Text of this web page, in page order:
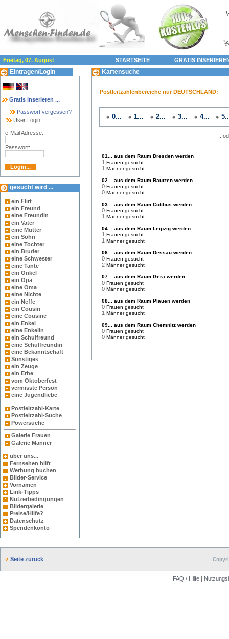
Freitag, 07. August STARTSEITE GRATIS
Eintragen/Login
Gratis inserieren ...
Passwort vergessen?
User Login...
e-Mail Adresse:
Passwort:
gesucht wird ...
ein Flirt
ein Freund
eine Freundin
ein Vater
eine Mutter
ein Sohn
eine Tochter
ein Bruder
eine Schwester
eine Tante
ein Onkel
ein Opa
eine Oma
eine Nichte
ein Neffe
ein Cousin
eine Cousine
ein Enkel
eine Enkelin
ein Schulfreund
eine Schulfreundin
eine Bekanntschaft
Sonstiges
ein Zeuge
ein Erbe
vom Oktoberfest
vermisste Person
eine Jugendliebe
Postleitzahl-Karte
Postleitzahl-Suche
Powersuche
Galerie Frauen
Galerie Männer
über uns...
Fernsehen hilft
Werbung buchen
Bilder-Service
Vornamen
Link-Tipps
Nutzerbedingungen
Bildergalerie
Preise/Hilfe?
Datenschutz
Spendenkonto
Kartensuche
Postleitzahlenbereiche nur DEUTSCHLAND:
0... 1... 2... 3... 4...
01... aus dem Raum Dresden werden
1 Frauen gesucht
1 Männer gesucht
02... aus dem Raum Bautzen werden
0 Frauen gesucht
0 Männer gesucht
03... aus dem Raum Cottbus werden
0 Frauen gesucht
1 Männer gesucht
04... aus dem Raum Leipzig werden
1 Frauen gesucht
1 Männer gesucht
06... aus dem Raum Dessau werden
0 Frauen gesucht
2 Männer gesucht
07... aus dem Raum Gera werden
0 Frauen gesucht
0 Männer gesucht
08... aus dem Raum Plauen werden
0 Frauen gesucht
1 Männer gesucht
09... aus dem Raum Chemnitz werden
0 Frauen gesucht
0 Männer gesucht
Seite zurück
FAQ / Hilfe|